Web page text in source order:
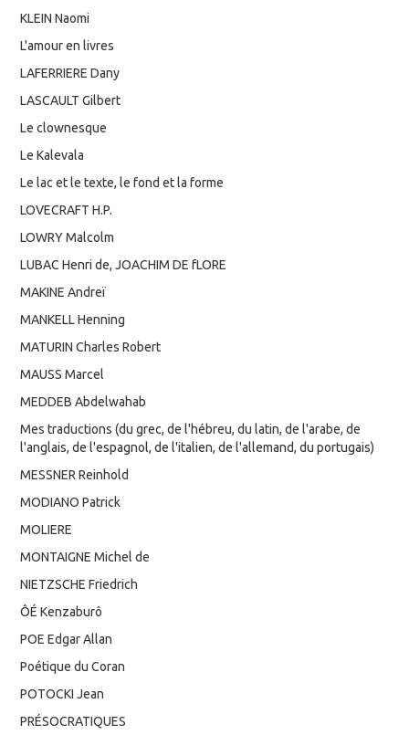
KLEIN Naomi
L'amour en livres
LAFERRIERE Dany
LASCAULT Gilbert
Le clownesque
Le Kalevala
Le lac et le texte, le fond et la forme
LOVECRAFT H.P.
LOWRY Malcolm
LUBAC Henri de, JOACHIM DE fLORE
MAKINE Andreï
MANKELL Henning
MATURIN Charles Robert
MAUSS Marcel
MEDDEB Abdelwahab
Mes traductions (du grec, de l'hébreu, du latin, de l'arabe, de
l'anglais, de l'espagnol, de l'italien, de l'allemand, du portugais)
MESSNER Reinhold
MODIANO Patrick
MOLIERE
MONTAIGNE Michel de
NIETZSCHE Friedrich
ÔÉ Kenzaburô
POE Edgar Allan
Poétique du Coran
POTOCKI Jean
PRÉSOCRATIQUES